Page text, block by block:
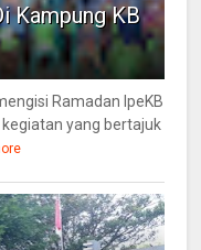
Kampung KB
Ramadan IpeKB
yang bertajuk